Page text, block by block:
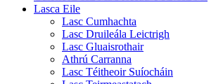
Lasca Eile
Lasc Cumhachta
Lasc Druileála Leictrigh
Lasc Gluaisrothair
Athrú Carranna
Lasc Téitheoir Suíocháin